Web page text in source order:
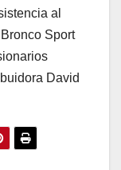
al
Sport
David